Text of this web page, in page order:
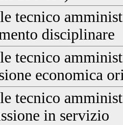
tecnico
disciplinare
tecnico
economica
tecnico
in servizio